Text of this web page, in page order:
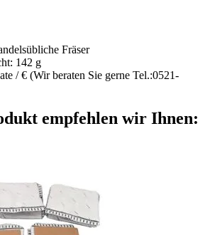
Fräser
142 g
/ € (Wir beraten Sie gerne Tel.:0521-
empfehlen wir Ihnen: